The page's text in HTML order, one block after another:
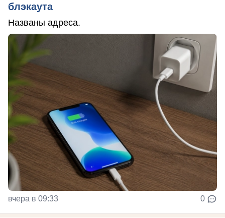
блэкаута
Названы адреса.
вчера в 09:33 0